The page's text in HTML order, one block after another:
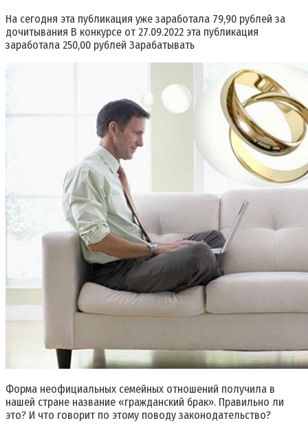
На сегодня эта публикация уже заработала 79,90 рублей за
дочитывания В конкурсе от 27.09.2022 эта публикация
заработала 250,00 рублей Зарабатывать
Форма неофициальных семейных отношений получила в
нашей стране название «гражданский брак». Правильно ли
это? И что говорит по этому поводу законодательство?